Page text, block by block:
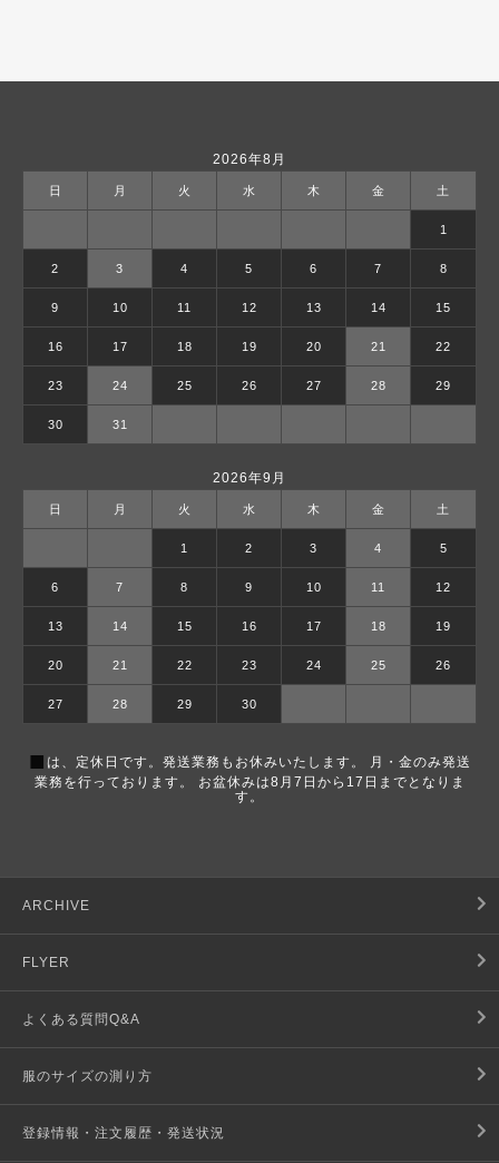
2026年8月
日 月 火 水 木 金 土
1
2 3 4 5 6 7 8
9 10 11 12 13 14 15
16 17 18 19 20 21 22
23 24 25 26 27 28 29
30 31
2026年9月
日 月 火 水 木 金 土
1 2 3 4 5
6 7 8 9 10 11 12
13 14 15 16 17 18 19
20 21 22 23 24 25 26
27 28 29 30
■ は、定休日です。発送業務もお休みいたします。 月・金のみ発送
業務を行っております。 お盆休みは8月7日から17日までとなりま
す。
ARCHIVE
FLYER
よくある質問Q&A
服のサイズの測り方
登録情報・注文履歴・発送状況